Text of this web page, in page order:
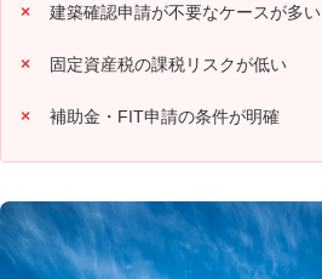
建築確認申請が不要なケースが多い
固定資産税の課税リスクが低い
補助金・FIT申請の条件が明確